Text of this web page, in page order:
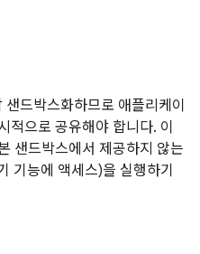
드박스화하므로 애플리케이
적으로 공유해야 합니다. 이
샌드박스에서 제공하지 않는
기능에 액세스)을 실행하기